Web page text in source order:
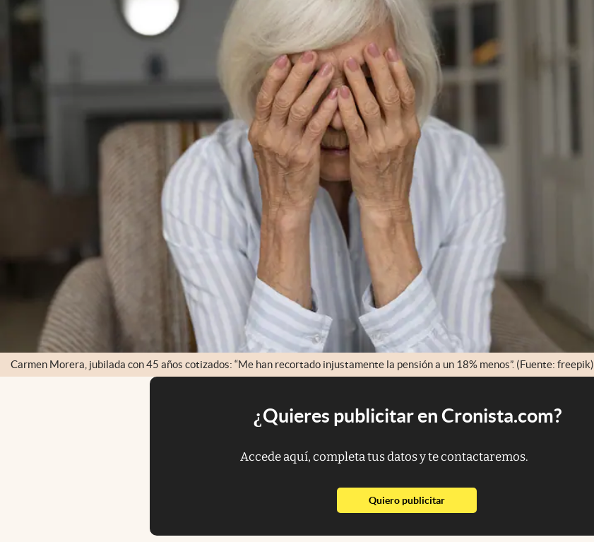
Carmen Morera, jubilada con 45 años cotizados: “Me han recortado injustamente la pensión a un 18% menos”. (Fuente: freepik).
¿Quieres publicitar en Cronista.com?
Accede aquí, completa tus datos y te contactaremos.
Quiero publicitarabre en nueva pestaña